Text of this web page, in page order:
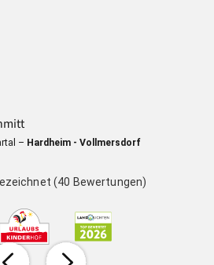
– Hardheim - Vollmersdorf
(40 Bewertungen)